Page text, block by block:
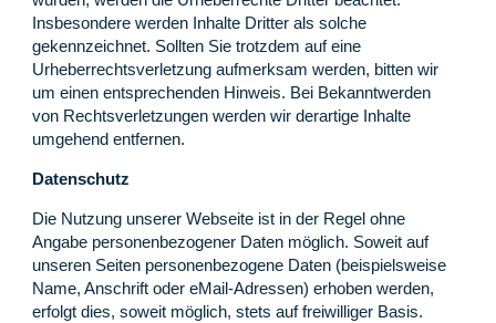
Insbesondere werden Inhalte Dritter als solche
gekennzeichnet. Sollten Sie trotzdem auf eine
Urheberrechtsverletzung aufmerksam werden, bitten wir
um einen entsprechenden Hinweis. Bei Bekanntwerden
von Rechtsverletzungen werden wir derartige Inhalte
umgehend entfernen.
Datenschutz
Die Nutzung unserer Webseite ist in der Regel ohne
Angabe personenbezogener Daten möglich. Soweit auf
unseren Seiten personenbezogene Daten (beispielsweise
Name, Anschrift oder eMail-Adressen) erhoben werden,
erfolgt dies, soweit möglich, stets auf freiwilliger Basis.